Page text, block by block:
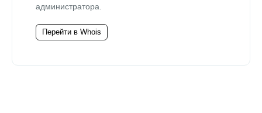
администратора.
Перейти в Whois